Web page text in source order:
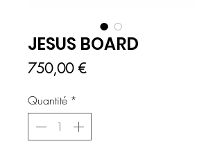
JESUS BOARD
750,00 €Prix
Quantité *